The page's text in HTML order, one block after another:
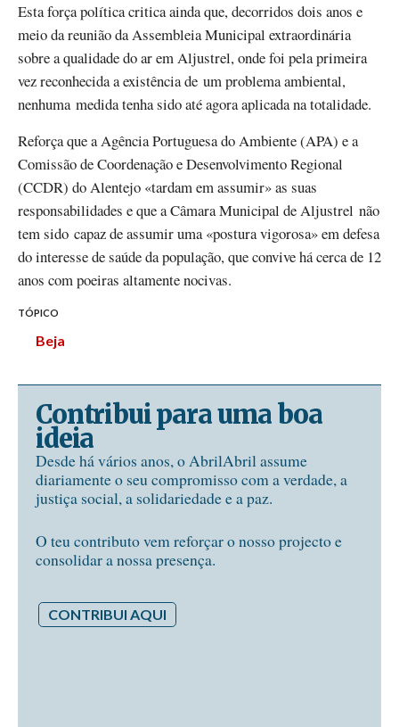
Esta força política critica ainda que, decorridos dois anos e
meio da reunião da Assembleia Municipal extraordinária
sobre a qualidade do ar em Aljustrel, onde foi pela primeira
vez reconhecida a existência de um problema ambiental,
nenhuma medida tenha sido até agora aplicada na totalidade.
Reforça que a Agência Portuguesa do Ambiente (APA) e a
Comissão de Coordenação e Desenvolvimento Regional
(CCDR) do Alentejo «tardam em assumir» as suas
responsabilidades e que a Câmara Municipal de Aljustrel não
tem sido capaz de assumir uma «postura vigorosa» em defesa
do interesse de saúde da população, que convive há cerca de 12
anos com poeiras altamente nocivas.
TÓPICO
Beja
Contribui para uma boa
ideia
Desde há vários anos, o AbrilAbril assume
diariamente o seu compromisso com a verdade, a
justiça social, a solidariedade e a paz.
O teu contributo vem reforçar o nosso projecto e
consolidar a nossa presença.
CONTRIBUI AQUI